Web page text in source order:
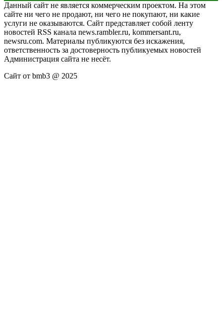
Данный сайт не является коммерческим проектом. На этом
сайте ни чего не продают, ни чего не покупают, ни какие
услуги не оказываются. Сайт представляет собой ленту
новостей RSS канала news.rambler.ru, kommersant.ru,
newsru.com. Материалы публикуются без искажения,
ответственность за достоверность публикуемых новостей
Администрация сайта не несёт.
Сайт от bmb3 @ 2025